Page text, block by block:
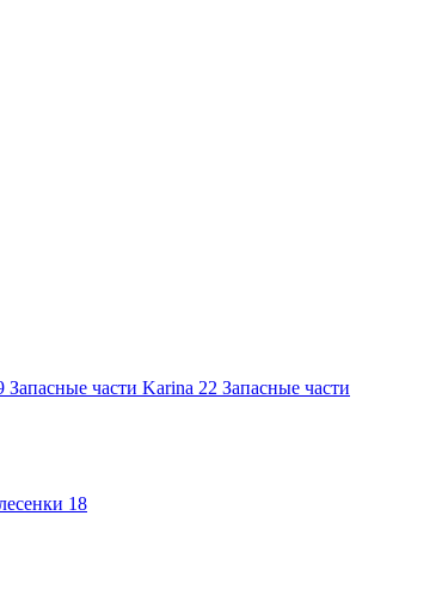
Запасные части Karina 22 Запасные части
18